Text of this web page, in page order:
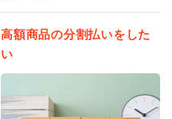
高額商品の分割払いをした
い